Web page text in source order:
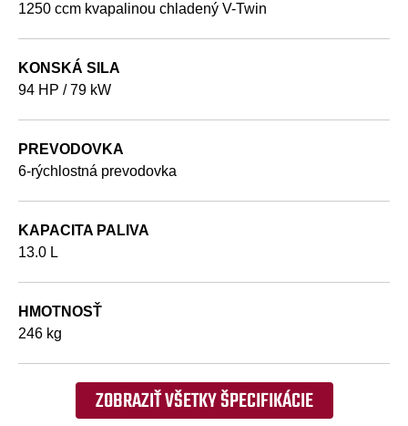
1250 ccm kvapalinou chladený V-Twin
KONSKÁ SILA
94 HP / 79 kW
PREVODOVKA
6-rýchlostná prevodovka
KAPACITA PALIVA
13.0 L
HMOTNOSŤ
246 kg
ZOBRAZIŤ VŠETKY ŠPECIFIKÁCIE